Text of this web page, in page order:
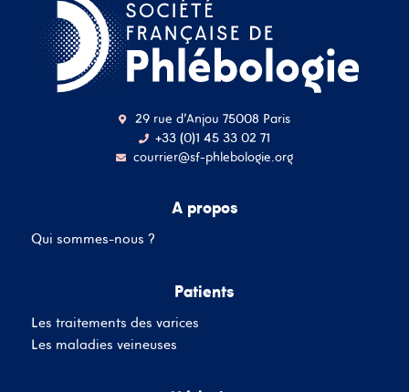
29 rue d'Anjou 75008 Paris
+33 (0)1 45 33 02 71
courrier@sf-phlebologie.org
A propos
Qui sommes-nous ?
Patients
Les traitements des varices
Les maladies veineuses
Nom d'utilisateur ou
Mot de passe
Se souvenir de moi
SE CONNECTER
Vous n'avez pas de